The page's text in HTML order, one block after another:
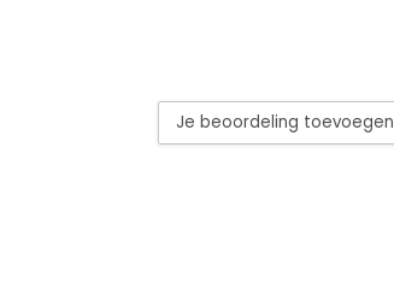
Je beoordeling toevoegen